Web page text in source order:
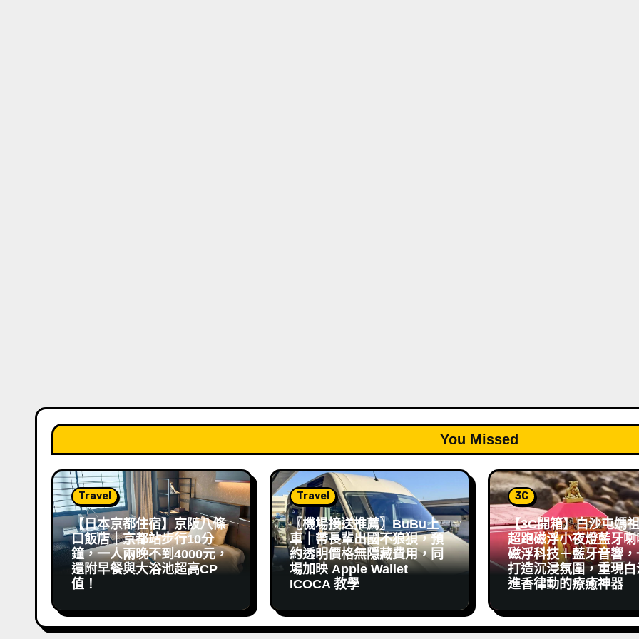
You Missed
Travel
【日本京都住宿】京阪八條
口飯店｜京都站步行10分
鐘，一人兩晚不到4000元，
還附早餐與大浴池超高CP
值！
Travel
〖機場接送推薦〗BuBu上
車｜帶長輩出國不狼狽，預
約透明價格無隱藏費用，同
場加映 Apple Wallet
ICOCA 教學
3C
【3C開箱】白沙屯媽
超跑磁浮小夜燈藍牙喇
磁浮科技＋藍牙音響，
打造沉浸氛圍，重現白
進香律動的療癒神器